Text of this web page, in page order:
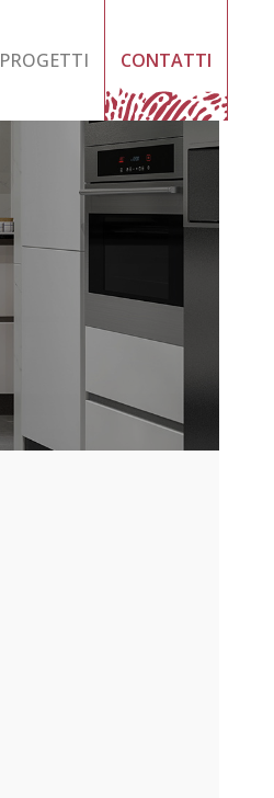
PROGETTI CONTATTI